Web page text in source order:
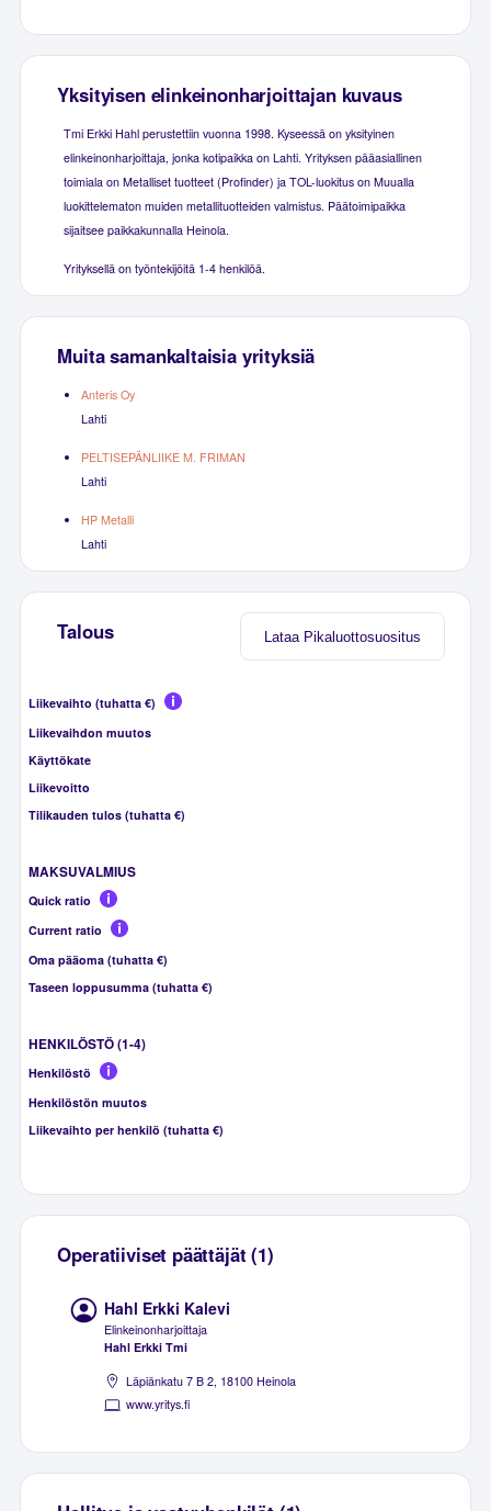
Yksityisen elinkeinonharjoittajan kuvaus
Tmi Erkki Hahl perustettiin vuonna 1998. Kyseessä on yksityinen
elinkeinonharjoittaja, jonka kotipaikka on Lahti. Yrityksen pääasiallinen
toimiala on Metalliset tuotteet (Profinder) ja TOL-luokitus on Muualla
luokittelematon muiden metallituotteiden valmistus. Päätoimipaikka
sijaitsee paikkakunnalla Heinola.
Yrityksellä on työntekijöitä 1-4 henkilöä.
Muita samankaltaisia yrityksiä
Anteris Oy
Lahti
PELTISEPÄNLIIKE M. FRIMAN
Lahti
HP Metalli
Lahti
Lataa Pikaluottosuositus
Talous
Liikevaihto (tuhatta €)
Liikevaihdon muutos
Käyttökate
Liikevoitto
Tilikauden tulos (tuhatta €)
MAKSUVALMIUS
Quick ratio
Current ratio
Oma pääoma (tuhatta €)
Taseen loppusumma (tuhatta €)
HENKILÖSTÖ (1-4)
Henkilöstö
Henkilöstön muutos
Liikevaihto per henkilö (tuhatta €)
Operatiiviset päättäjät (1)
Hahl Erkki Kalevi
Elinkeinonharjoittaja
Hahl Erkki Tmi
Läpiänkatu 7 B 2, 18100 Heinola
www.yritys.fi